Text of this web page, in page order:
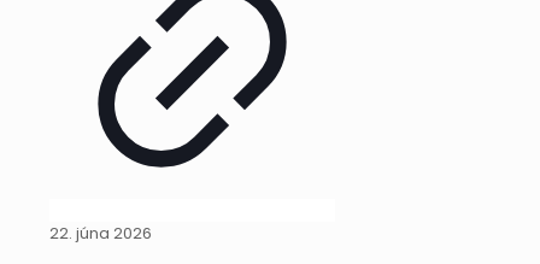
22. júna 2026